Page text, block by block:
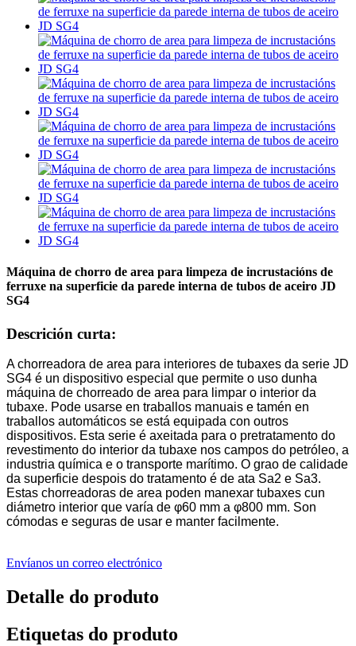
Máquina de chorro de area para limpeza de incrustacións de
ferruxe na superficie da parede interna de tubos de aceiro JD
SG4
Descrición curta:
A chorreadora de area para interiores de tubaxes da serie JD
SG4 é un dispositivo especial que permite o uso dunha
máquina de chorreado de area para limpar o interior da
tubaxe. Pode usarse en traballos manuais e tamén en
traballos automáticos se está equipada con outros
dispositivos. Esta serie é axeitada para o pretratamento do
revestimento do interior da tubaxe nos campos do petróleo, a
industria química e o transporte marítimo. O grao de calidade
da superficie despois do tratamento é de ata Sa2 e Sa3.
Estas chorreadoras de area poden manexar tubaxes cun
diámetro interior que varía de φ60 mm a φ800 mm. Son
cómodas e seguras de usar e manter facilmente.
Envíanos un correo electrónico
Detalle do produto
Etiquetas do produto